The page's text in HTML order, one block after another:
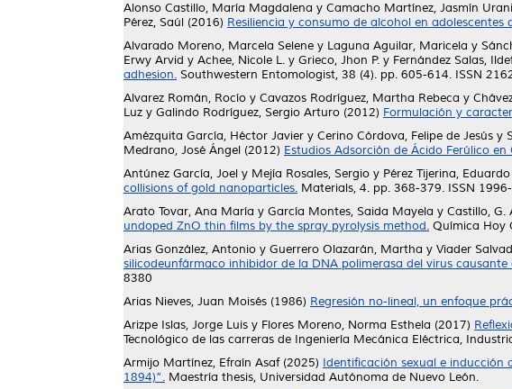
Alonso Castillo, María Magdalena y Camacho Martínez, Jasmín
Pérez, Saúl (2016) Resiliencia y consumo de alcohol en adolescentes
Alvarado Moreno, Marcela Selene y Laguna Aguilar, Maricela y
Erwy Arvid y Achee, Nicole L. y Grieco, Jhon P. y Fernández Salas,
adhesion. Southwestern Entomologist, 38 (4). pp. 605-614. ISSN
Alvarez Román, Rocío y Cavazos Rodríguez, Martha Rebeca y
Luz y Galindo Rodríguez, Sergio Arturo (2012) Formulación y
Amézquita García, Héctor Javier y Cerino Córdova, Felipe de Jesús y
Medrano, José Ángel (2012) Estudios Adsorción de Ácido Ferúlico en
Antúnez García, Joel y Mejía Rosales, Sergio y Pérez Tijerina,
collisions of gold nanoparticles. Materials, 4. pp. 368-379. ISSN
Arato Tovar, Ana María y García Montes, Saida Mayela y Castillo, G.
undoped ZnO thin films by the spray pyrolysis method. Química Hoy
Arias González, Antonio y Guerrero Olazarán, Martha y Viader
silicodeunfármaco inhibidor de la DNA polimerasa del virus
8380
Arias Nieves, Juan Moisés (1986) Regresión no-lineal, un enfoque
Arizpe Islas, Jorge Luis y Flores Moreno, Norma Esthela (2017)
Tecnológico de las carreras de Ingeniería Mecánica Eléctrica,
Armijo Martínez, Efraín Asaf(2025) Identificación sexual e inducción
1894)”. Maestría thesis, Universidad Autónoma de Nuevo León.